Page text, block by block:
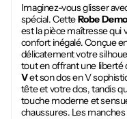
Imaginez-vous glisser
spécial. CetteRobe
est la pièce maîtresse qui
confort inégalé. Conçue
délicatement votre
tout en offrant une
Vet son dos en V
tête et votre dos, tandis
touche moderne et
chaussures. Les